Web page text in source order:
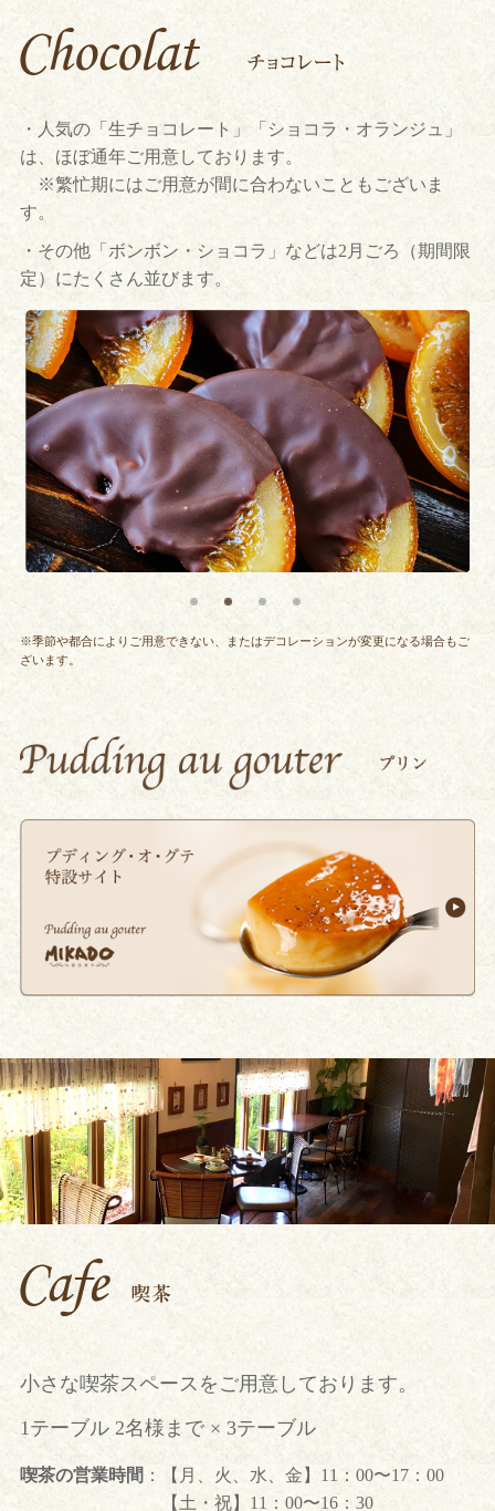
・人気の「生チョコレート」「ショコラ・オランジュ」
は、ほぼ通年ご用意しております。
※繁忙期にはご用意が間に合わないこともございま
す。
・その他「ボンボン・ショコラ」などは2月ごろ（期間限
定）にたくさん並びます。
※季節や都合によりご用意できない、またはデコレーションが変更になる場合もご
ざいます。
小さな喫茶スペースをご用意しております。
1テーブル 2名様まで × 3テーブル
喫茶の営業時間 ：
【月、火、水、金】11：00〜17：00
【土・祝】11：00〜16：30